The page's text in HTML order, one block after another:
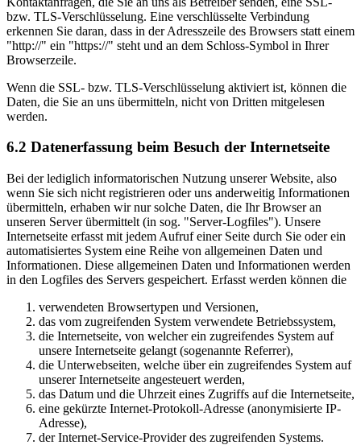
bzw. TLS-Verschlüsselung. Eine verschlüsselte Verbindung
erkennen Sie daran, dass in der Adresszeile des Browsers statt einem
"http://" ein "https://" steht und an dem Schloss-Symbol in Ihrer
Browserzeile.
Wenn die SSL- bzw. TLS-Verschlüsselung aktiviert ist, können die
Daten, die Sie an uns übermitteln, nicht von Dritten mitgelesen
werden.
6.2 Datenerfassung beim Besuch der Internetseite
Bei der lediglich informatorischen Nutzung unserer Website, also
wenn Sie sich nicht registrieren oder uns anderweitig Informationen
übermitteln, erhaben wir nur solche Daten, die Ihr Browser an
unseren Server übermittelt (in sog. "Server-Logfiles"). Unsere
Internetseite erfasst mit jedem Aufruf einer Seite durch Sie oder ein
automatisiertes System eine Reihe von allgemeinen Daten und
Informationen. Diese allgemeinen Daten und Informationen werden
in den Logfiles des Servers gespeichert. Erfasst werden können die
verwendeten Browsertypen und Versionen,
das vom zugreifenden System verwendete Betriebssystem,
die Internetseite, von welcher ein zugreifendes System auf
unsere Internetseite gelangt (sogenannte Referrer),
die Unterwebseiten, welche über ein zugreifendes System auf
unserer Internetseite angesteuert werden,
das Datum und die Uhrzeit eines Zugriffs auf die Internetseite,
eine gekürzte Internet-Protokoll-Adresse (anonymisierte IP-
Adresse),
der Internet-Service-Provider des zugreifenden Systems.